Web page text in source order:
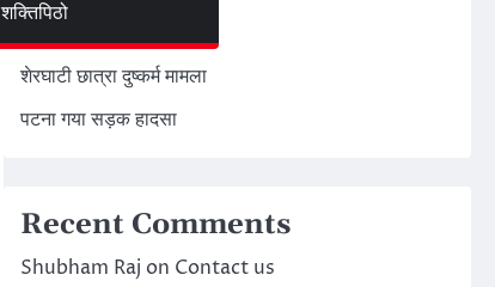
शक्तिपिठो
शेरघाटी छात्रा दुष्कर्म मामला
पटना गया सड़क हादसा
Recent Comments
Shubham Raj on Contact us